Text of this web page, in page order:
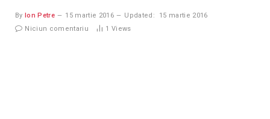
By Ion Petre 15 martie 2016 Updated:
15 martie 2016
Niciun comentariu
1 Views